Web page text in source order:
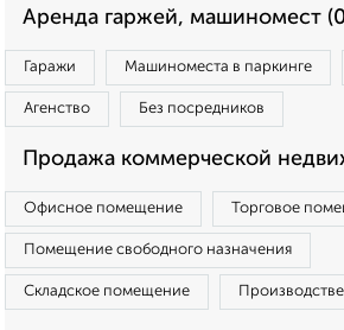
Аренда гаржей, машиномест
Гаражи Машиноместа в паркинге
Агенство Без посредников
Продажа коммерческой
Офисное помещение Торговое
Помещение свободного назначения
Складское помещение